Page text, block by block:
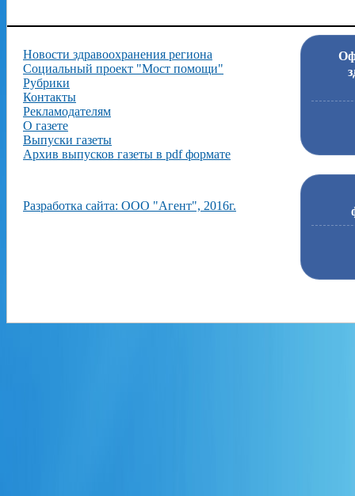
Новости здравоохранения региона
Социальный проект "Мост помощи"
Рубрики
Контакты
Рекламодателям
О газете
Выпуски газеты
Архив выпусков газеты в pdf формате
Разработка сайта: ООО "Агент", 2016г.